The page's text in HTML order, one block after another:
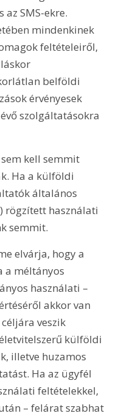
SMS-ekre.
mindenkinek
feltételeiről,
belföldi
érvényesek
szolgáltatásokra
kell semmit
Ha a külföldi
általános
rögzített használati
semmit.
elvárja, hogy a
a méltányos
használati –
akkor van
veszik
külföldi
illetve huzamos
Ha az ügyfél
feltételekkel,
– felárat szabhat